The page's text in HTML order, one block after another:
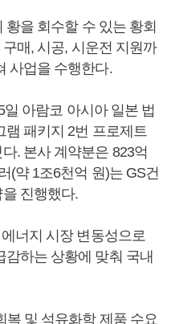
을 회수할 수 있는 황회
매, 시공, 시운전 지원까
사업을 수행한다.
아람코 아시아 일본 법
패키지 2번 프로제트
. 본사 계약분은 823억
(약 1조6천억 원)는 GS건
진행했다.
너지 시장 변동성으로
하는 상황에 맞춰 국내
복 및 석유화학 제품 수요